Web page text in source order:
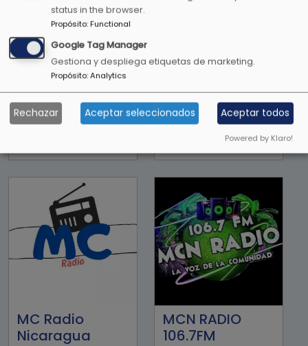
Love radio
Masaya Hit
Súper Radio
MC Radio
Nicaragua
MCN RADIO
106.7FM
status in the browser.
Propósito:Functional
Google Tag Manager
Gestiona y despliega etiquetas de marketing.
Propósito:Analytics
Rechazar Aceptar seleccionados Aceptar todos
Powered by Klaro!